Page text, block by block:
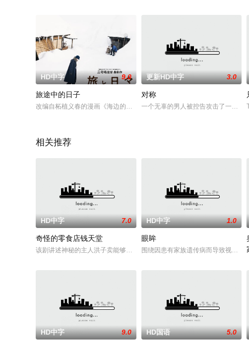
HD中字 9.0
旅途中的日子
改编自柘植义春的漫画《海边的抒景》《混沌洞的笨先生》，讲述郁郁不
更新HD中字 3.0
对称
一个无辜的男人被控告攻击了一位老
相关推荐
HD中字 7.0
奇怪的零食店钱天堂
该剧讲述神秘的主人洪子卖能够实现人们愿望的神秘零食，以及人们来到那
HD中字 1.0
眼眸
围绕因患有家族遗传病而导致视力逐
HD中字 9.0 HD国语 5.0